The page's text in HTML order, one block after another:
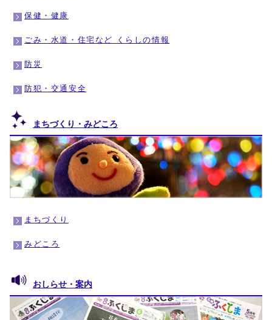
保健・健康
ごみ・水道・住宅など くらしの情報
防災
防犯・交通安全
まちづくり・みどころ
まちづくり
みどころ
おしらせ・案内